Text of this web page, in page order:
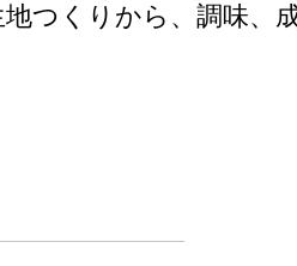
つくりから、調味